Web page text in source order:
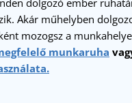
dolgozó ember
Akár műhelyben
mozogsz a
munkaruha